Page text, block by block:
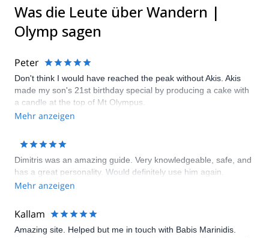
Was die Leute über Wandern |
Olymp sagen
Peter
Don't think I would have reached the peak without Akis. Akis
made my son's 21st birthday special by producing a cake with
a candle at the top of Mt Olympus.
Mehr anzeigen
Dimitris was an amazing guide. Very knowledgeable, safe, and
has a great personality. Would definitely use him again.
Mehr anzeigen
Kallam
Amazing site. Helped but me in touch with Babis Marinidis.